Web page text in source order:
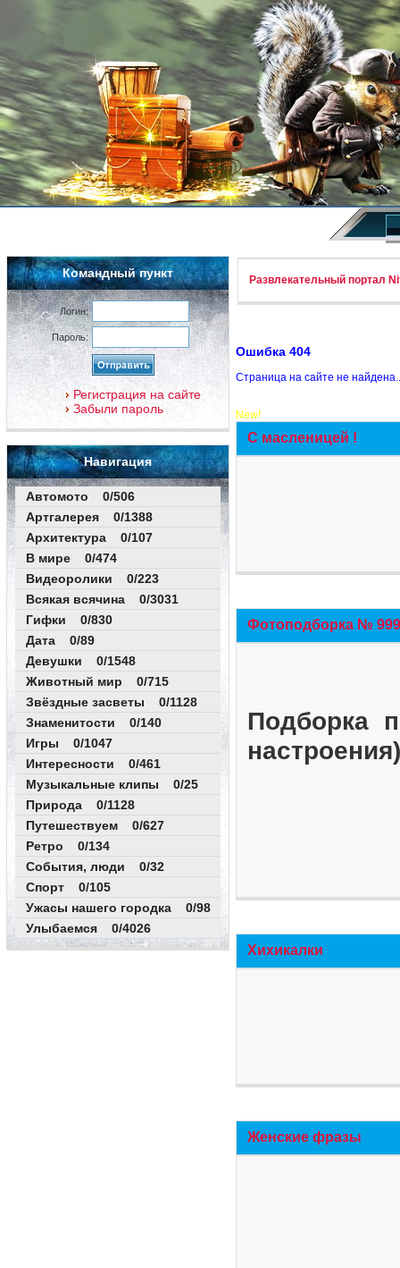
Командный пункт
Логин:
Пароль:
Регистрация на сайте
Забыли пароль
Навигация
Автомото 0/506
Артгалерея 0/1388
Архитектура 0/107
В мире 0/474
Видеоролики 0/223
Всякая всячина 0/3031
Гифки 0/830
Дата 0/89
Девушки 0/1548
Животный мир 0/715
Звёздные засветы 0/1128
Знаменитости 0/140
Игры 0/1047
Интересности 0/461
Музыкальные клипы 0/25
Природа 0/1128
Путешествуем 0/627
Ретро 0/134
События, люди 0/32
Спорт 0/105
Ужасы нашего городка 0/98
Улыбаемся 0/4026
Развлекательный портал
Ошибка 404
Страница на сайте не
New!
С масленицей !
Фотоподборка №
Подборка
Хихикалки
Женские фразы